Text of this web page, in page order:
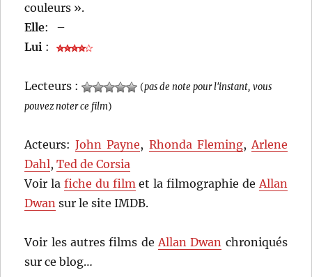
couleurs ».
Elle:
–
Lui :
Lecteurs : (pas de note pour l'instant, vous
pouvez noter ce film)
Acteurs:John Payne, Rhonda Fleming,Arlene
Dahl,Ted de Corsia
Voir la fiche du filmet la filmographie deAllan
Dwan sur le site IMDB.
Voir les autres films deAllan Dwan chroniqués
sur ce blog…